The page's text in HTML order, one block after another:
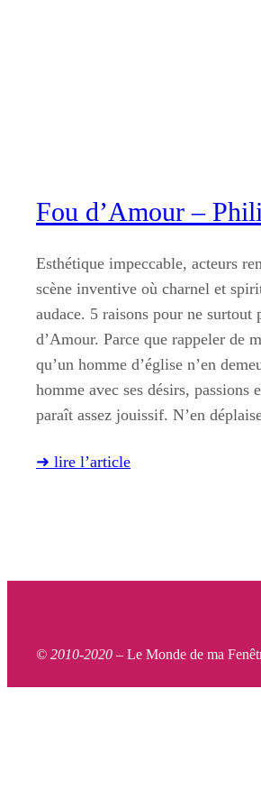
Fou d’Amour –
Esthétique impeccable, acteurs
scène inventive où charnel et
audace. 5 raisons pour ne surtout
d’Amour. Parce que rappeler de
qu’un homme d’église n’en
homme avec ses désirs, passions
paraît assez jouissif. N’en
➜ lire l’article
© 2010-2020 – Le Monde de ma